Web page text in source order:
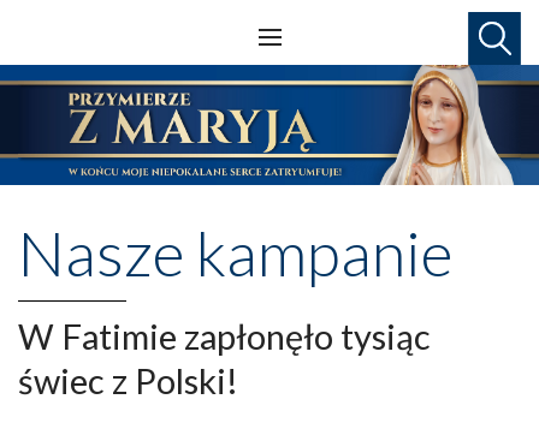
Nasze kampanie
W Fatimie zapłonęło tysiąc
świec z Polski!